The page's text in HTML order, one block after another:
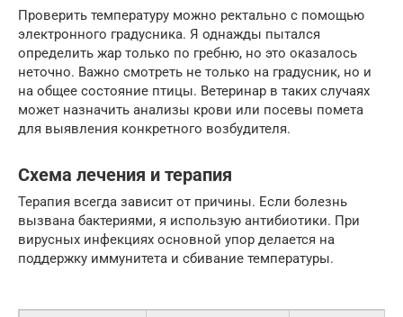
Проверить температуру можно ректально с помощью
электронного градусника. Я однажды пытался
определить жар только по гребню, но это оказалось
неточно. Важно смотреть не только на градусник, но и
на общее состояние птицы. Ветеринар в таких случаях
может назначить анализы крови или посевы помета
для выявления конкретного возбудителя.
Схема лечения и терапия
Терапия всегда зависит от причины. Если болезнь
вызвана бактериями, я использую антибиотики. При
вирусных инфекциях основной упор делается на
поддержку иммунитета и сбивание температуры.